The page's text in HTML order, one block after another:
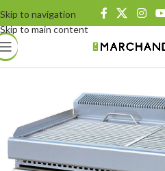
Skip to navigation
Skip to main content